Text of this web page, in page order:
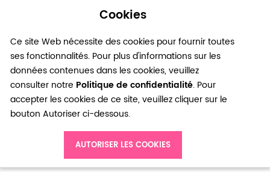
Cookies
Ce site Web nécessite des cookies pour fournir toutes
ses fonctionnalités. Pour plus d'informations sur les
données contenues dans les cookies, veuillez
consulter notre Politique de confidentialité. Pour
accepter les cookies de ce site, veuillez cliquer sur le
bouton Autoriser ci-dessous.
AUTORISER LES COOKIES
0
Accès client